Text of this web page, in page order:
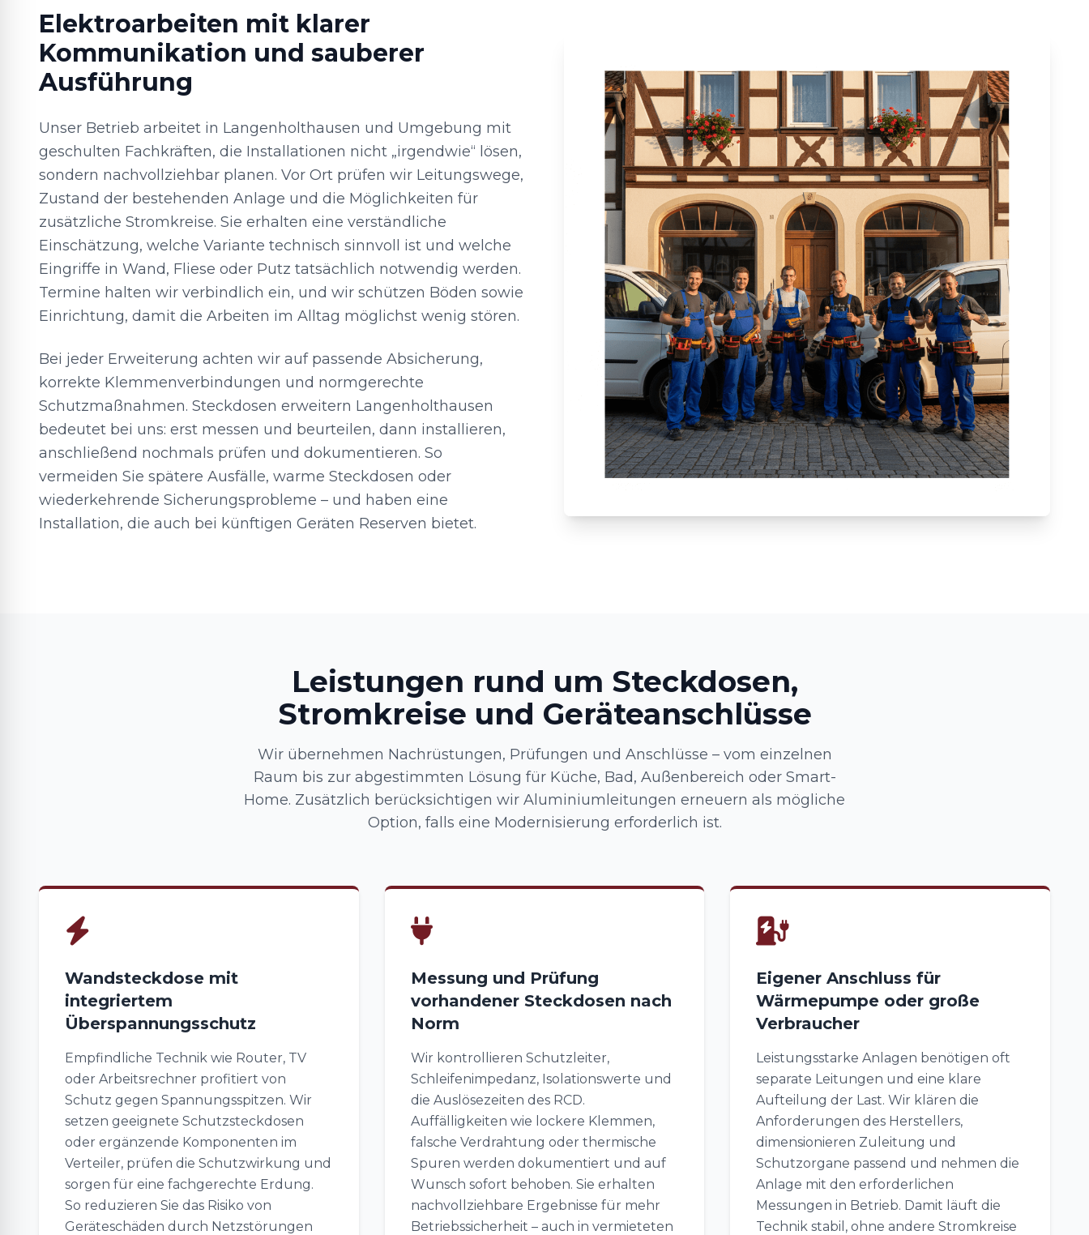
Elektroarbeiten mit klarer
Kommunikation und sauberer
Ausführung
Unser Betrieb arbeitet in Langenholthausen und Umgebung mit
geschulten Fachkräften, die Installationen nicht „irgendwie“ lösen,
sondern nachvollziehbar planen. Vor Ort prüfen wir Leitungswege,
Zustand der bestehenden Anlage und die Möglichkeiten für
zusätzliche Stromkreise. Sie erhalten eine verständliche
Einschätzung, welche Variante technisch sinnvoll ist und welche
Eingriffe in Wand, Fliese oder Putz tatsächlich notwendig werden.
Termine halten wir verbindlich ein, und wir schützen Böden sowie
Einrichtung, damit die Arbeiten im Alltag möglichst wenig stören.
Bei jeder Erweiterung achten wir auf passende Absicherung,
korrekte Klemmenverbindungen und normgerechte
Schutzmaßnahmen. Steckdosen erweitern Langenholthausen
bedeutet bei uns: erst messen und beurteilen, dann installieren,
anschließend nochmals prüfen und dokumentieren. So
vermeiden Sie spätere Ausfälle, warme Steckdosen oder
wiederkehrende Sicherungsprobleme – und haben eine
Installation, die auch bei künftigen Geräten Reserven bietet.
Leistungen rund um Steckdosen,
Stromkreise und Geräteanschlüsse
Wir übernehmen Nachrüstungen, Prüfungen und Anschlüsse – vom einzelnen
Raum bis zur abgestimmten Lösung für Küche, Bad, Außenbereich oder Smart-
Home. Zusätzlich berücksichtigen wir Aluminiumleitungen erneuern als mögliche
Option, falls eine Modernisierung erforderlich ist.
Wandsteckdose mit
integriertem
Überspannungsschutz
Empfindliche Technik wie Router, TV
oder Arbeitsrechner profitiert von
Schutz gegen Spannungsspitzen. Wir
setzen geeignete Schutzsteckdosen
oder ergänzende Komponenten im
Verteiler, prüfen die Schutzwirkung und
sorgen für eine fachgerechte Erdung.
So reduzieren Sie das Risiko von
Geräteschäden durch Netzstörungen
Messung und Prüfung
vorhandener Steckdosen nach
Norm
Wir kontrollieren Schutzleiter,
Schleifenimpedanz, Isolationswerte und
die Auslösezeiten des RCD.
Auffälligkeiten wie lockere Klemmen,
falsche Verdrahtung oder thermische
Spuren werden dokumentiert und auf
Wunsch sofort behoben. Sie erhalten
nachvollziehbare Ergebnisse für mehr
Betriebssicherheit – auch in vermieteten
Eigener Anschluss für
Wärmepumpe oder große
Verbraucher
Leistungsstarke Anlagen benötigen oft
separate Leitungen und eine klare
Aufteilung der Last. Wir klären die
Anforderungen des Herstellers,
dimensionieren Zuleitung und
Schutzorgane passend und nehmen die
Anlage mit den erforderlichen
Messungen in Betrieb. Damit läuft die
Technik stabil, ohne andere Stromkreise